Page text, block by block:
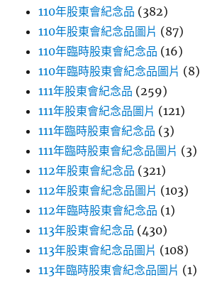
110年股東會紀念品 (382)
110年股東會紀念品圖片 (87)
110年臨時股東會紀念品 (16)
110年臨時股東會紀念品圖片 (8)
111年股東會紀念品 (259)
111年股東會紀念品圖片 (121)
111年臨時股東會紀念品 (3)
111年臨時股東會紀念品圖片 (3)
112年股東會紀念品 (321)
112年股東會紀念品圖片 (103)
112年臨時股東會紀念品 (1)
113年股東會紀念品 (430)
113年股東會紀念品圖片 (108)
113年臨時股東會紀念品圖片 (1)